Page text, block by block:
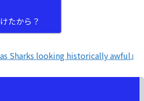
たから？
Sharks looking historically awful」